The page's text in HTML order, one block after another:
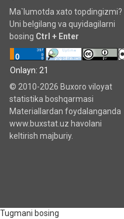
Ma`lumotda xato topdingizmi?
Uni belgilang va quyidagilarni
bosing Ctrl + Enter
Onlayn: 21
© 2010-2026 Buxoro viloyat
statistika boshqarmasi
Materiallardan foydalanganda
www.buxstat.uz havolani
keltirish majburiy.
Tugmani bosing